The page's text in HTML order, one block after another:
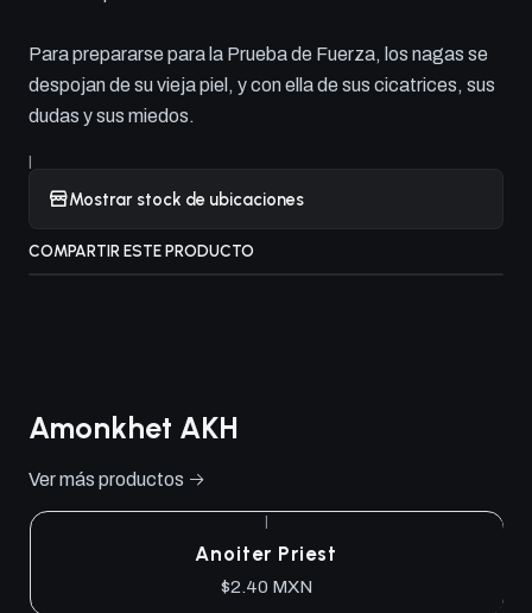
Para prepararse para la Prueba de Fuerza, los nagas se
despojan de su vieja piel, y con ella de sus cicatrices, sus
dudas y sus miedos.
|
Mostrar stock de ubicaciones
COMPARTIR ESTE PRODUCTO
Amonkhet AKH
Ver más productos
Anoiter Priest
$2.40 MXN